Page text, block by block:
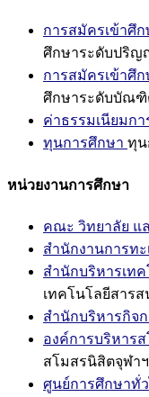
การสมัครเข้า
ศึกษาระดับปริ
การสมัครเข้าศึ
ศึกษาระดับบัณฑิ
ค่าธรรมเนียมก
ทุนการศึกษา ทุน
หน่วยงานการศึกษา
คณะ วิทยาลัย แ
สำนักงานการทะ
สำนักบริหารเท
เทคโนโลยีสารส
สำนักบริหารกิจ
องค์การบริหาร
สโมสรนิสิตจุฬา
ศูนย์การศึกษาทั่ว